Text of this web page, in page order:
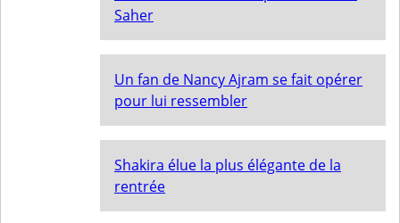
Saher
Un fan de Nancy Ajram se fait opérer
pour lui ressembler
Shakira élue la plus élégante de la
rentrée